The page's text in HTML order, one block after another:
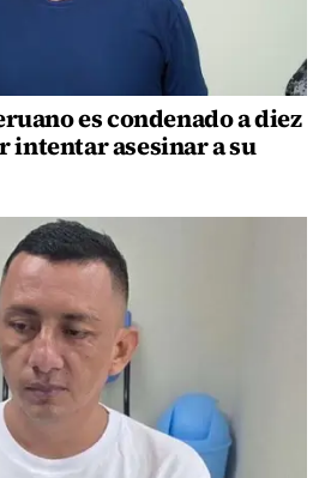
es condenado a diez
intentar asesinar a su